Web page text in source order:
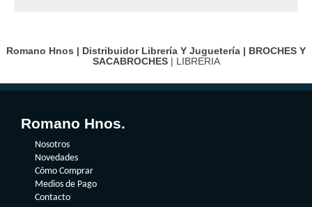
Romano Hnos | Distribuidor Librería Y Juguetería | BROCHES Y
SACABROCHES| LIBRERIA
Romano Hnos.
Nosotros
Novedades
Cómo Comprar
Medios de Pago
Contacto